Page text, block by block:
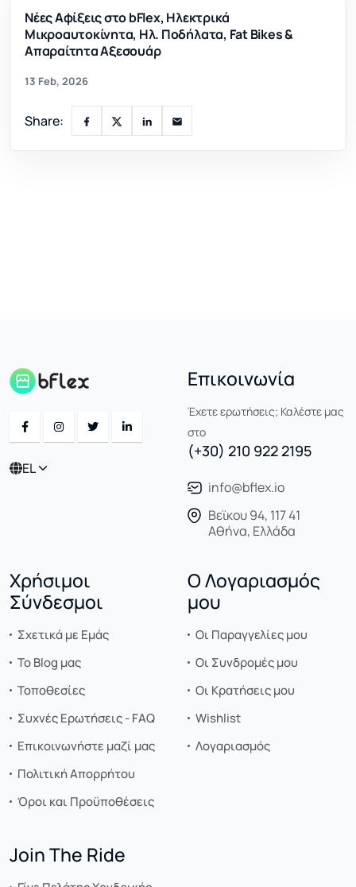
Νέες Αφίξεις στο bFlex, Ηλεκτρικά
Μικροαυτοκίνητα, Ηλ. Ποδήλατα, Fat Bikes &
Απαραίτητα Αξεσουάρ
13 Feb, 2026
Share:
EL
Επικοινωνία
Έχετε ερωτήσεις; Καλέστε μας
στο
(+30) 210 922 2195
info@bflex.io
Βεϊκου 94, 117 41
Αθήνα, Ελλάδα
Χρήσιμοι
Σύνδεσμοι
Σχετικά με Εμάς
Το Blog μας
Τοποθεσίες
Συχνές Ερωτήσεις - FAQ
Επικοινωνήστε μαζί μας
Πολιτική Απορρήτου
Όροι και Προϋποθέσεις
Ο Λογαριασμός
μου
Οι Παραγγελίες μου
Οι Συνδρομές μου
Οι Κρατήσεις μου
Wishlist
Λογαριασμός
Join The Ride